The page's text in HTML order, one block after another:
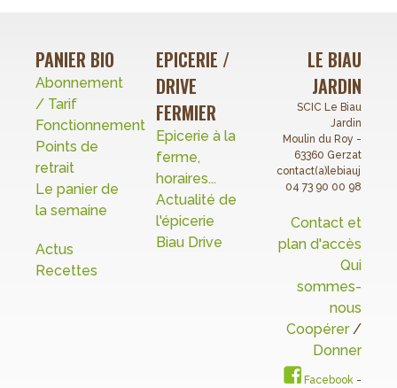
PANIER BIO
Abonnement
/ Tarif
Fonctionnement
Points de
retrait
Le panier de
la semaine
Actus
Recettes
EPICERIE /
DRIVE
FERMIER
Epicerie à la
ferme,
horaires...
Actualité de
l'épicerie
Biau Drive
LE BIAU
JARDIN
SCIC Le Biau
Jardin
Moulin du Roy -
63360 Gerzat
04 73 90 00 98
Contact et
plan d'accès
Qui
sommes-
nous
Coopérer /
Donner
Facebook -